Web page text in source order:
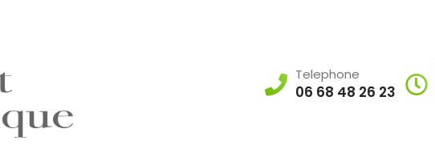
Telephone
06 68 48 26 23